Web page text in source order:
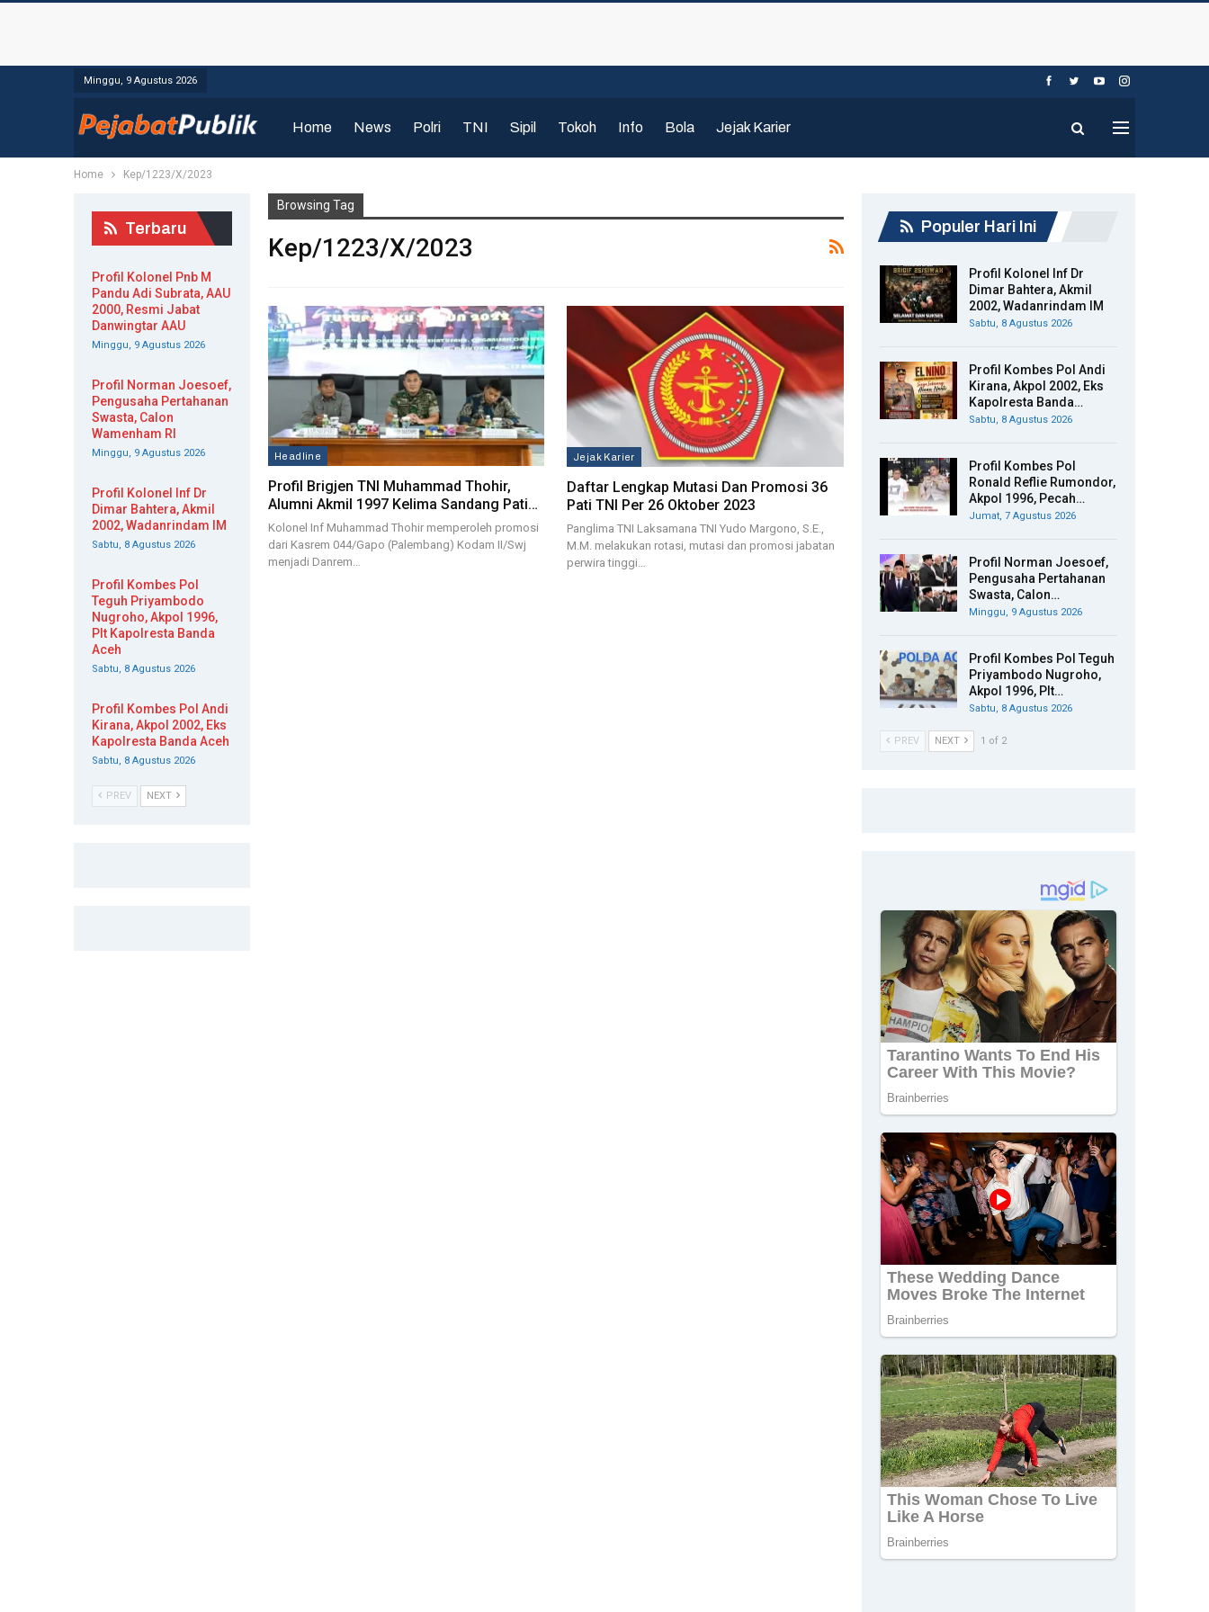
Minggu, 9 Agustus 2026
Home News Polri TNI Sipil Tokoh Info Bola Jejak Karier
Home Kep/1223/X/2023
Browsing Tag
Kep/1223/X/2023
Headline
Profil Brigjen TNI Muhammad Thohir,
Alumni Akmil 1997 Kelima Sandang Pati…
Kolonel Inf Muhammad Thohir memperoleh promosi
dari Kasrem 044/Gapo (Palembang) Kodam II/Swj
menjadi Danrem…
Jejak Karier
Daftar Lengkap Mutasi Dan Promosi 36
Pati TNI Per 26 Oktober 2023
Panglima TNI Laksamana TNI Yudo Margono, S.E.,
M.M. melakukan rotasi, mutasi dan promosi jabatan
perwira tinggi…
Populer Hari Ini
Profil Kolonel Inf Dr
Dimar Bahtera, Akmil
2002, Wadanrindam IM
Sabtu, 8 Agustus 2026
Profil Kombes Pol Andi
Kirana, Akpol 2002, Eks
Kapolresta Banda…
Sabtu, 8 Agustus 2026
Profil Kombes Pol
Ronald Reflie Rumondor,
Akpol 1996, Pecah…
Jumat, 7 Agustus 2026
Profil Norman Joesoef,
Pengusaha Pertahanan
Swasta, Calon…
Minggu, 9 Agustus 2026
Profil Kombes Pol Teguh
Priyambodo Nugroho,
Akpol 1996, Plt…
Sabtu, 8 Agustus 2026
PREV NEXT 1 of 2
Terbaru
Profil Kolonel Pnb M
Pandu Adi Subrata, AAU
2000, Resmi Jabat
Danwingtar AAU
Minggu, 9 Agustus 2026
Profil Norman Joesoef,
Pengusaha Pertahanan
Swasta, Calon
Wamenham RI
Minggu, 9 Agustus 2026
Profil Kolonel Inf Dr
Dimar Bahtera, Akmil
2002, Wadanrindam IM
Sabtu, 8 Agustus 2026
Profil Kombes Pol
Teguh Priyambodo
Nugroho, Akpol 1996,
Plt Kapolresta Banda
Aceh
Sabtu, 8 Agustus 2026
Profil Kombes Pol Andi
Kirana, Akpol 2002, Eks
Kapolresta Banda Aceh
Sabtu, 8 Agustus 2026
PREV NEXT